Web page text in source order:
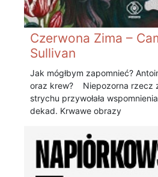
Czerwona Zima –
Sullivan
Jak mógłbym zapomnieć?
oraz krew? Niepozorna rzecz
strychu przywołała
dekad. Krwawe obrazy